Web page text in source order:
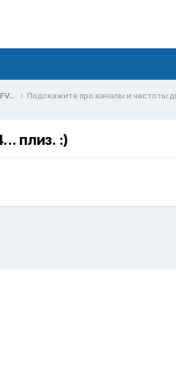
Подскажите про каналы и частоты
плиз. :)